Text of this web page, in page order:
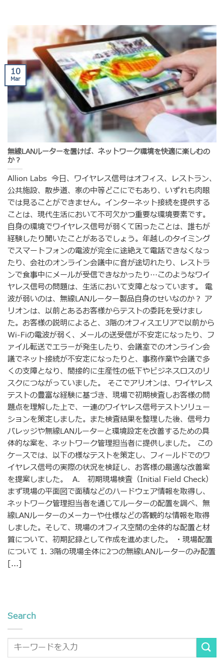
無線LANルーターを置けば、ネットワーク環境を快適に楽しむの
か？
Allion Labs 今日、ワイヤレス信号はオフィス、レストラン、
公共施設、散歩道、家の中等どこにでもあり、いずれも肉眼
では見ることができません。インターネット接続を提供する
ことは、現代生活において不可欠かつ重要な環境要素です。
自身の環境でワイヤレス信号が弱くて困ったことは、誰もが
経験したり聞いたことがあるでしょう。年越しのタイミング
でスマートフォンの電波が完全に途絶えて電話できなくなっ
たり、会社のオンライン会議中に音が途切れたり、レストラ
ンで食事中にメールが受信できなかったり…このようなワイ
ヤレス信号の問題は、生活において支障となっています。 電
波が弱いのは、無線LANルーター製品自身のせいなのか？ ア
リオンは、以前とあるお客様からテストの委託を受けまし
た。お客様の説明によると、3階のオフィスエリアで以前から
Wi-Fiの電波が弱く、メールの送受信が不安定になったり、フ
ァイル転送でエラーが発生したり、会議室でのオンライン会
議でネット接続が不安定になったりと、事務作業や会議で多
くの支障となり、間接的に生産性の低下やビジネスロスのリ
スクにつながっていました。 そこでアリオンは、ワイヤレス
テストの豊富な経験に基づき、現場で初期検査しお客様の問
題点を理解した上で、一連のワイヤレス信号テストソリュー
ションを策定しました。また検査結果を整理した後、信号カ
バレッジや無線LANルーターと環境設定を改善するための具
体的な案を、ネットワーク管理担当者に提供しました。 この
ケースでは、以下の様なテストを策定し、フィールドでのワ
イヤレス信号の実際の状況を検証し、お客様の最適な改善案
を提案しました。 A. 初期現場検査（Initial Field Check）
まず現場の平面図で面積などのハードウェア情報を取得し、
ネットワーク管理担当者を通じてルーターの配置を調べ、無
線LANルーターのメーカーや仕様などの客観的な情報を取得
しました。そして、現場のオフィス空間の全体的な配置と材
質について、初期記録として作成を進めました。 ・現場配置
について 1. 3階の現場全体に2つの無線LANルーターのみ配置
[...]
10
Mar
Search